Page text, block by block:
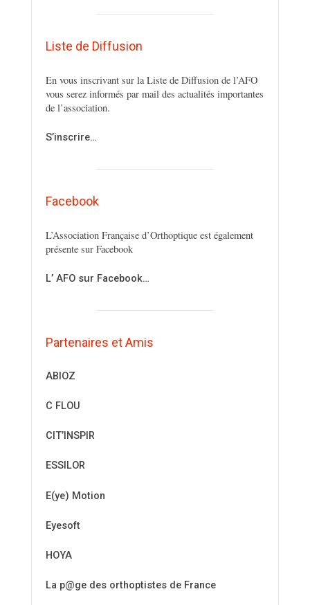
Liste de Diffusion
En vous inscrivant sur la Liste de Diffusion de l’AFO
vous serez informés par mail des actualités importantes
de l’association.
S’inscrire…
Facebook
L’Association Française d’Orthoptique est également
présente sur Facebook
L’ AFO sur Facebook…
Partenaires et Amis
ABIOZ
C FLOU
CIT’INSPIR
ESSILOR
E(ye) Motion
Eyesoft
HOYA
La p@ge des orthoptistes de France